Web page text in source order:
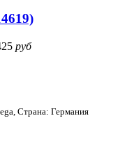
руб
Страна: Германия